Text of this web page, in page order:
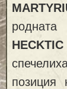
HECKTIC